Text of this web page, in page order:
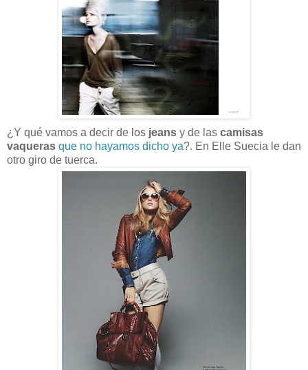
¿Y qué vamos a decir de los jeans y de las camisas
vaqueras que no hayamos dicho ya?. En Elle Suecia le dan
otro giro de tuerca.